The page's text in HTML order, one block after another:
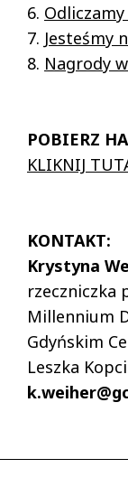
6.
7. Jesteśmy
8. Nagrody
POBIERZ
KLIKNIJ
KONTAKT:
Krystyna
rzeczniczka
Millennium
Gdyńskim
Leszka